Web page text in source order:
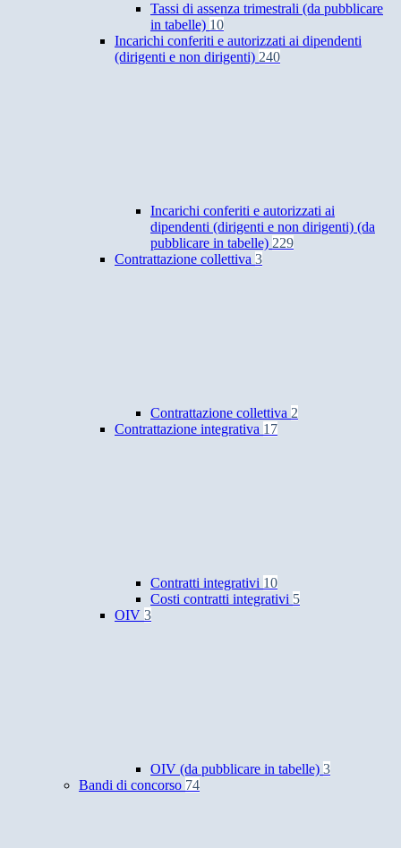
Tassi di assenza trimestrali (da pubblicare
in tabelle) 10
Incarichi conferiti e autorizzati ai dipendenti
(dirigenti e non dirigenti) 240
Incarichi conferiti e autorizzati ai
dipendenti (dirigenti e non dirigenti) (da
pubblicare in tabelle) 229
Contrattazione collettiva 3
Contrattazione collettiva 2
Contrattazione integrativa 17
Contratti integrativi 10
Costi contratti integrativi 5
OIV 3
OIV (da pubblicare in tabelle) 3
Bandi di concorso 74